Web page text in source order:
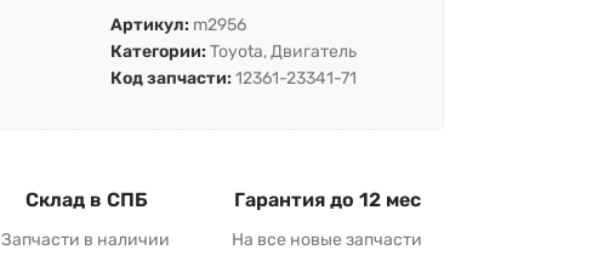
Артикул: m2956
Категории: Toyota, Двигатель
Код запчасти: 12361-23341-71
Склад в СПБ
Запчасти в наличии
Гарантия до 12 мес
На все новые запчасти